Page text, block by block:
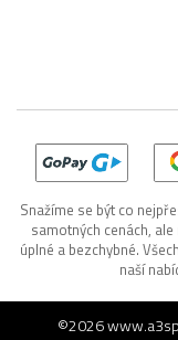
Snažíme se být co
samotných cenách,
úplné a bezchybné.
naší
©2026